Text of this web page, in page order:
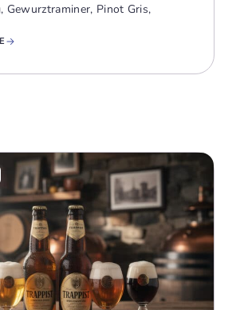
Gewurztraminer, Pinot Gris,